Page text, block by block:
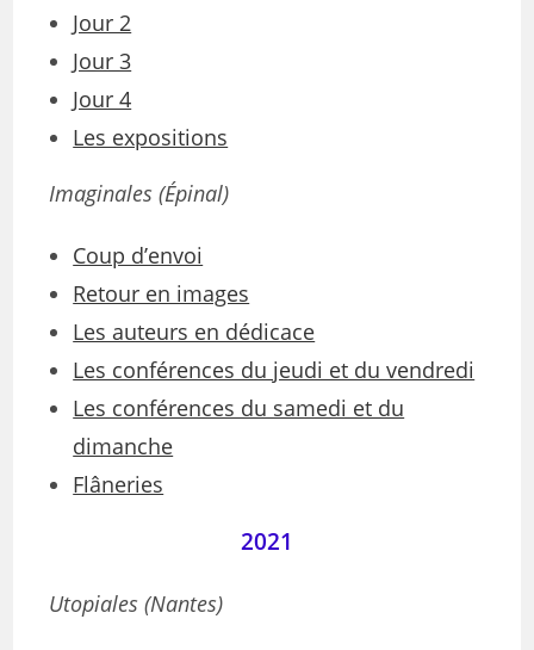
Jour 2
Jour 3
Jour 4
Les expositions
Imaginales (Épinal)
Coup d’envoi
Retour en images
Les auteurs en dédicace
Les conférences du jeudi et du vendredi
Les conférences du samedi et du
dimanche
Flâneries
2021
Utopiales (Nantes)